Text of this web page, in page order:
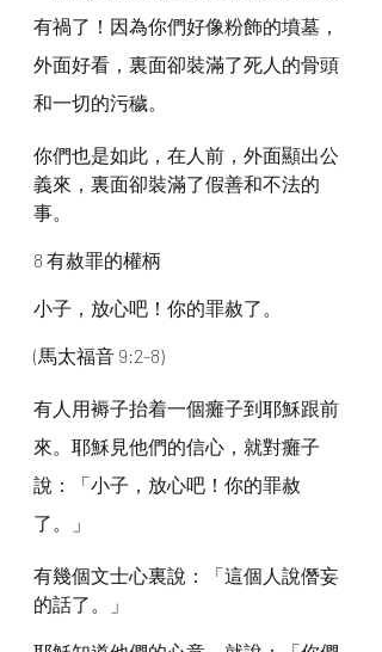
有禍了！因為你們好像粉飾的墳墓，
外面好看，裏面卻裝滿了死人的骨頭
和一切的污穢。
你們也是如此，在人前，外面顯出公
義來，裏面卻裝滿了假善和不法的
事。
8 有赦罪的權柄
小子，放心吧！你的罪赦了。
(馬太福音 9:2-8)
有人用褥子抬着一個癱子到耶穌跟前
來。耶穌見他們的信心，就對癱子
說：「小子，放心吧！你的罪赦
了。」
有幾個文士心裏說：「這個人說僭妄
的話了。」